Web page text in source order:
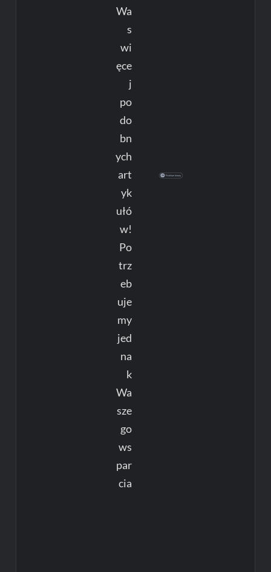
Wa
s
wi
ęce
j
po
do
bn
ych
art
yk
ułó
w!
Po
trz
eb
uje
my
jed
na
k
Wa
sze
go
ws
par
cia